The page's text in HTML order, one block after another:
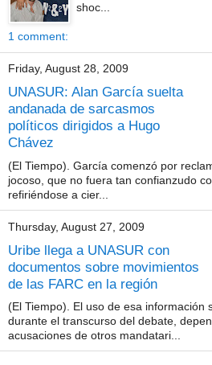
shoc...
1 comment:
Friday, August 28, 2009
UNASUR: Alan García suelta
andanada de sarcasmos
políticos dirigidos a Hugo
Chávez
(El Tiempo). García comenzó por
jocoso, que no fuera tan confianzudo
refiriéndose a cier...
Thursday, August 27, 2009
Uribe llega a UNASUR con
documentos sobre movimientos
de las FARC en la región
(El Tiempo). El uso de esa información
durante el transcurso del debate,
acusaciones de otros mandatari...